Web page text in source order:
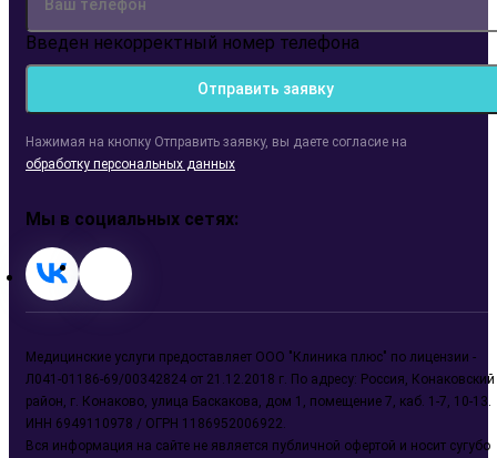
Введен некорректный номер телефона
Отправить заявку
Нажимая на кнопку Отправить заявку, вы даете согласие на
обработку персональных данных
Мы в социальных сетях:
Медицинские услуги предоставляет ООО "Клиника плюс" по лицензии -
Л041-01186-69/00342824 от 21.12.2018 г. По адресу: Россия, Конаковский
район, г. Конаково, улица Баскакова, дом 1, помещение 7, каб. 1-7, 10-13.
ИНН 6949110978 / ОГРН 1186952006922.
Вся информация на сайте не является публичной офертой и носит сугубо